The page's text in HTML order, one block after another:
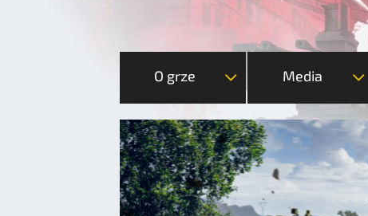
O grze Media